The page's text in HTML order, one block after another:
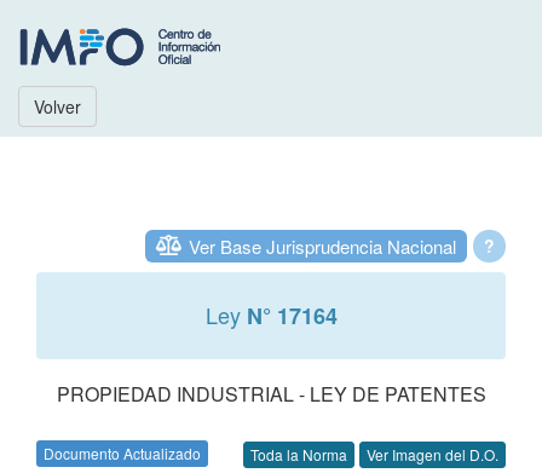
Volver
?
Ver Base Jurisprudencia Nacional
Ley N° 17164
PROPIEDAD INDUSTRIAL - LEY DE PATENTES
Documento Actualizado Toda la Norma Ver Imagen del D.O.